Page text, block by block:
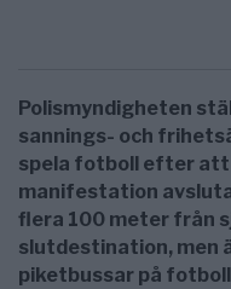
Polismyndigheten
sannings- och
spela fotboll efter
manifestation
flera 100 meter från
slutdestination, men
piketbussar på